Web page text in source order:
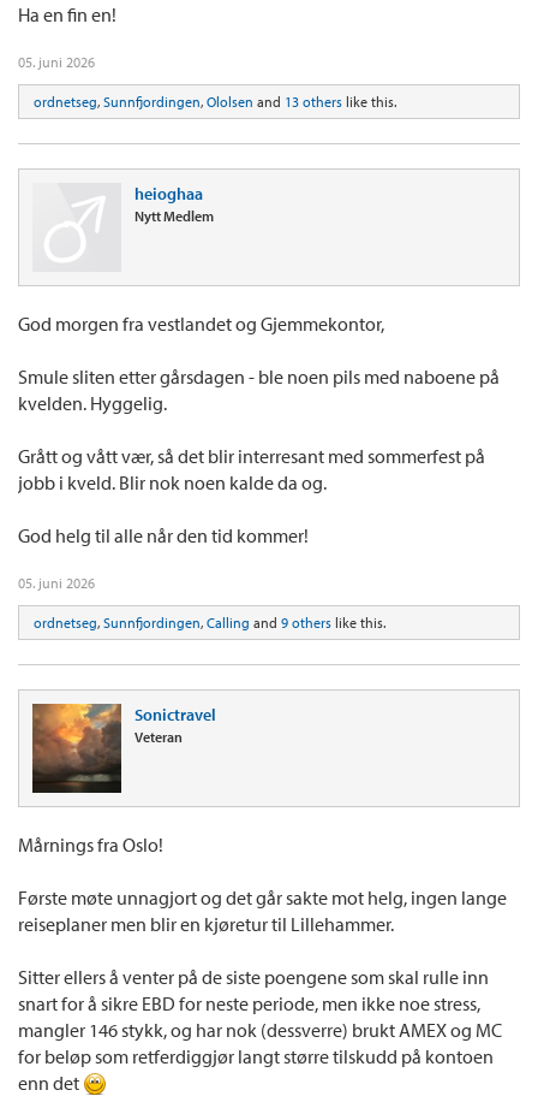
Ha en fin en!
05. juni 2026
ordnetseg, Sunnfjordingen, Ololsen and 13 others like this.
heioghaa
Nytt Medlem
God morgen fra vestlandet og Gjemmekontor,
Smule sliten etter gårsdagen - ble noen pils med naboene på
kvelden. Hyggelig.
Grått og vått vær, så det blir interresant med sommerfest på
jobb i kveld. Blir nok noen kalde da og.
God helg til alle når den tid kommer!
05. juni 2026
ordnetseg, Sunnfjordingen, Calling and 9 others like this.
Sonictravel
Veteran
Mårnings fra Oslo!
Første møte unnagjort og det går sakte mot helg, ingen lange
reiseplaner men blir en kjøretur til Lillehammer.
Sitter ellers å venter på de siste poengene som skal rulle inn
snart for å sikre EBD for neste periode, men ikke noe stress,
mangler 146 stykk, og har nok (dessverre) brukt AMEX og MC
for beløp som retferdiggjør langt større tilskudd på kontoen
enn det